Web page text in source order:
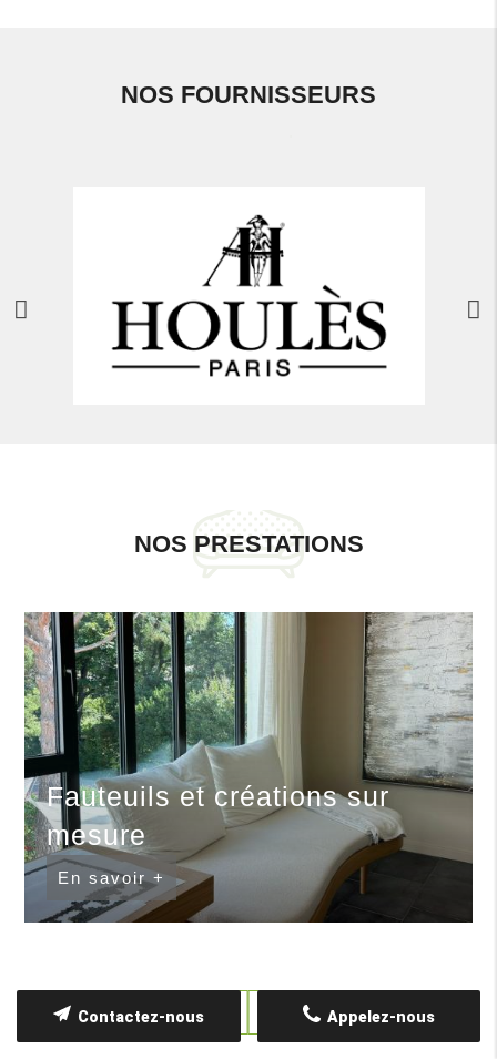
NOS FOURNISSEURS
NOS PRESTATIONS
Fauteuils et créations sur
mesure
En savoir +
Appelez-nous
Contactez-nous